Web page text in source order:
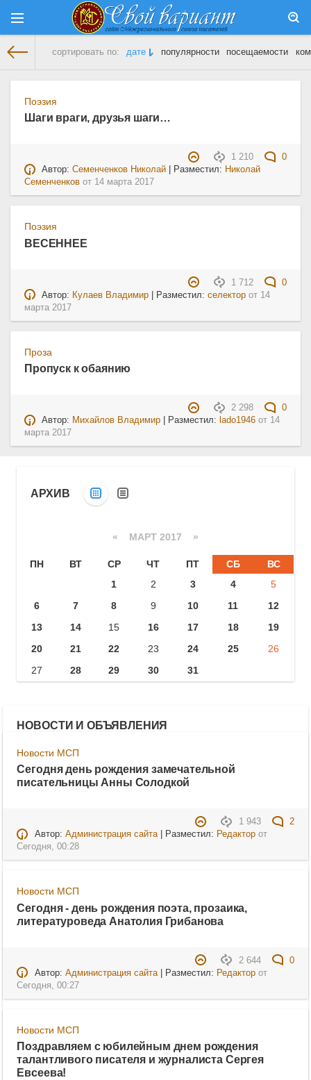
сортировать по: дате популярности посещаемости
Поэзия
Шаги враги, друзья шаги…
1 210
0
Автор:Семенченков Николай | Разместил: Николай
Семенченков от 14 марта 2017
Поэзия
ВЕСЕННЕЕ
1 712
0
Автор: Кулаев Владимир | Разместил:селектор от 14
марта 2017
Проза
Пропуск к обаянию
2 298
0
Автор: Михайлов Владимир | Разместил: lado1946 от 14
марта 2017
АРХИВ
« МАРТ 2017 »
ПН ВТ СР ЧТ ПТ СБ
ВС
1
2 3 4
5
6
7 8 9 10 11
12
13
14 15 16 17 18
19
20
21 22 23 24 25
26
27
28 29 30 31
НОВОСТИ И ОБЪЯВЛЕНИЯ
Новости МСП
Сегодня день рождения замечательной
писательницы Анны Солодкой
1 943
2
Автор: Администрация сайта| Разместил: Редакторот
Сегодня, 00:28
Новости МСП
Сегодня - день рождения поэта, прозаика,
литературоведа Анатолия Грибанова
2 644
0
Автор: Администрация сайта| Разместил: Редакторот
Сегодня, 00:27
Новости МСП
Поздравляем с юбилейным днем рождения
талантливого писателя и журналиста Сергея
Евсеева!